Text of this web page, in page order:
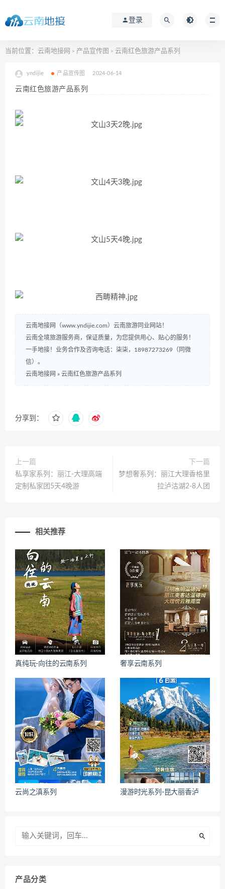
登录
当前位置： 云南地接网 > 产品宣传图 > 云南红色旅游产品系列
yndijie 产品宣传图 2024-06-14
云南红色旅游产品系列
云南地接网（www.yndijie.com）云南旅游同业网站！
云南全境旅游服务商，保证质量，为您提供用心、贴心的服务！
一手地接！业务合作及咨询电话：柒柒，18987273269（同微
信）。
云南地接网 » 云南红色旅游产品系列
分享到：
上一篇
私享家系列：丽江-大理高端
定制私家团5天4晚游
下一篇
梦想奢系列：丽江大理香格里
拉泸沽湖2-8人团
相关推荐
真纯玩-向往的云南系列 奢享云南系列
云尚之滇系列 漫游时光系列-昆大丽香泸
产品分类